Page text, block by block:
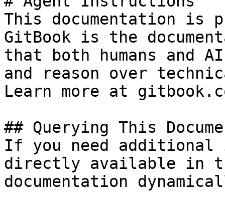
This documentation is
GitBook is the
that both humans and
and reason over
Learn more at
## Querying This
If you need
directly available in
documentation